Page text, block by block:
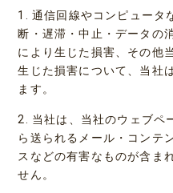
1. 通信回線やコンピュータ
断・遅滞・中止・データの
により生じた損害、その他
生じた損害について、当社
ます。
2. 当社は、当社のウェブペ
ら送られるメール・コンテ
スなどの有害なものが含ま
せん。